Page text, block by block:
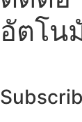
อัตโน